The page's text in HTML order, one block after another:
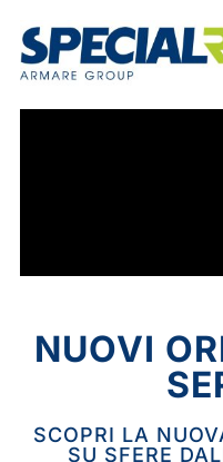
NUOVI
SCOPRI LA
SU SFERE